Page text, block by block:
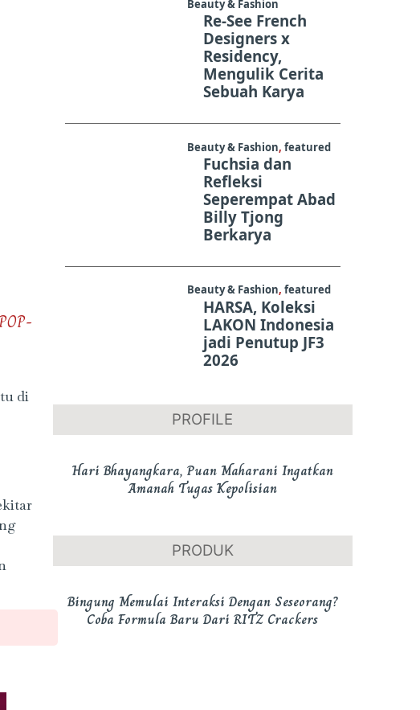
di
Beauty & Fashion
Re-See French
Designers x
Residency,
Mengulik Cerita
Sebuah Karya
Beauty & Fashion, featured
Fuchsia dan
Refleksi
Seperempat Abad
Billy Tjong
Berkarya
Beauty & Fashion, featured
HARSA, Koleksi
LAKON Indonesia
jadi Penutup JF3
2026
PROFILE
Hari Bhayangkara, Puan Maharani Ingatkan
Amanah Tugas Kepolisian
PRODUK
Bingung Memulai Interaksi Dengan Seseorang?
Coba Formula Baru Dari RITZ Crackers